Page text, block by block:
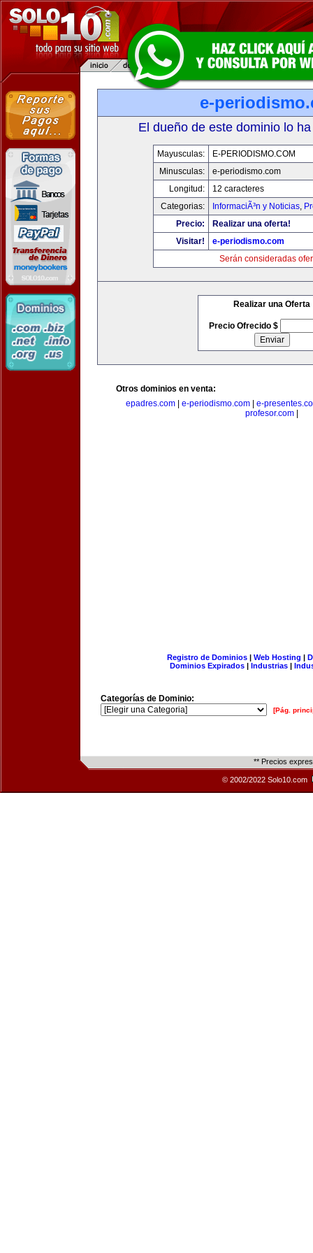
e-
El dueño de este dominio lo
Mayusculas:
E-PERIODISMO.COM
Minusculas:
e-periodismo.com
Longitud:
12 caracteres
Categorias:
InformaciÃ³n y Noticias,
Precio:
Realizar una oferta!
Visitar!
e-periodismo.com
Serán consideradas
Realizar una Oferta
Precio Ofrecido $
Otros dominios en venta:
epadres.com
e-periodismo.com
e-
profesor.com
Registro de Dominios| Web Hosting |
Dominios Expirados | Industrias |
Categorías de Dominio:
[Pág.
** Precios
© 2002/2022 Solo10.com